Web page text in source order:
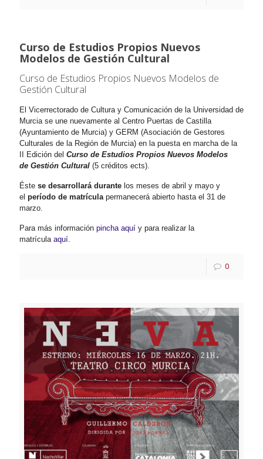
Curso de Estudios Propios Nuevos
Modelos de Gestión Cultural
Curso de Estudios Propios Nuevos Modelos de
Gestión Cultural
El Vicerrectorado de Cultura y Comunicación de la Universidad de
Murcia se une nuevamente al Centro Puertas de Castilla
(Ayuntamiento de Murcia) y GERM (Asociación de Gestores
Culturales de la Región de Murcia) en la puesta en marcha de la
II Edición del Curso de Estudios Propios Nuevos Modelos
de Gestión Cultural (5 créditos ects).
Éste se desarrollará durante los meses de abril y mayo y
el período de matrícula permanecerá abierto hasta el 31 de
marzo.
Para más información pincha aquí y para realizar la
matrícula aquí
0